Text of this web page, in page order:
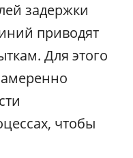
задержки
приводят
Для этого
чтобы